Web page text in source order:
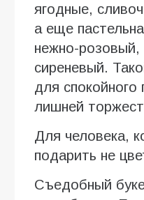
ягодные,
а еще
нежно-розовый,
сиреневый.
для спокойного
лишней
Для человека,
подарить не
Съедобный